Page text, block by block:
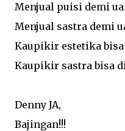
Menjual puisi demi
Menjual sastra demi
Kaupikir estetika
Kaupikir sastra bisa
Denny JA,
Bajingan!!!